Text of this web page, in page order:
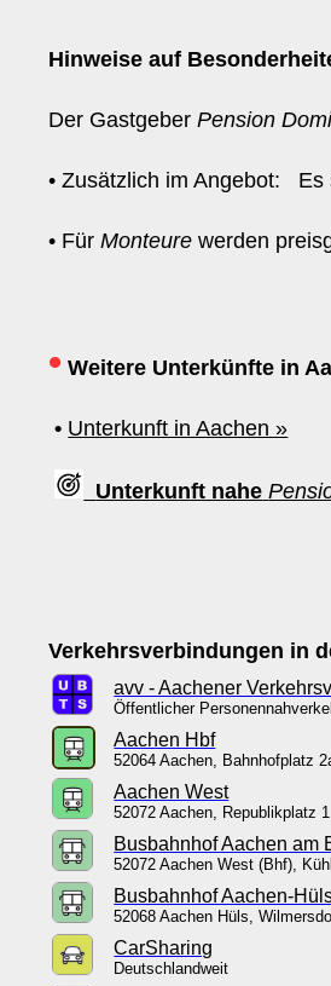
Hinweise auf
Der GastgeberPension
• Zusätzlich im Angebot:
• FürMonteure werden
• Weitere Unterkünfte in
• Unterkunft in Aachen »
Unterkunft nahe
Verkehrsverbindungen in
avv - Aachener
Öffentlicher
Aachen Hbf
52064 Aachen, Bahnhofplatz
Aachen West
52072 Aachen,
Busbahnhof Aachen am
52072 Aachen West (Bhf),
Busbahnhof Aachen-
52068 Aachen Hüls,
CarSharing
Deutschlandweit